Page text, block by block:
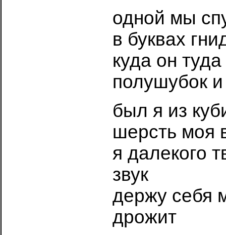
одной мы
в буквах
куда он
полушубок и
был я из
шерсть моя
я далекого
звук
держу себя
дрожит